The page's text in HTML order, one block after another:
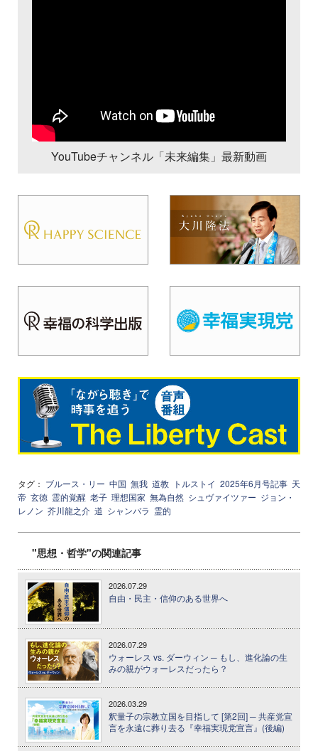
YouTubeチャンネル「未来編集」最新動画
タグ： ブルース・リー 中国 無我 道教 トルストイ 2025年6月号記事 天
帝 玄徳 霊的覚醒 老子 理想国家 無為自然 シュヴァイツァー ジョン・
レノン 芥川龍之介 道 シャンバラ 霊的
"思想・哲学"の関連記事
2026.07.29
自由・民主・信仰のある世界へ
2026.07.29
ウォーレス vs. ダーウィン ─ もし、進化論の生
みの親がウォーレスだったら？
2026.03.29
釈量子の宗教立国を目指して [第2回] ─ 共産党宣
言を永遠に葬り去る『幸福実現党宣言』(後編)